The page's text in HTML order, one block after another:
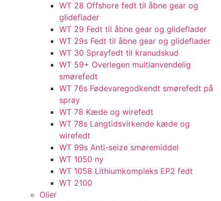
WT 28 Offshore fedt til åbne gear og
glideflader
WT 29 Fedt til åbne gear og glideflader
WT 29s Fedt til åbne gear og glideflader
WT 30 Sprayfedt til kranudskud
WT 59+ Overlegen multianvendelig
smørefedt​​
WT 76s Fødevaregodkendt smørefedt på
spray​
WT 78 Kæde og wirefedt​
WT 78s Langtidsvirkende kæde og
wirefedt​
WT 99s Anti-seize smøremiddel​
WT 1050 ny
WT 1058 Lithiumkompleks EP2 fedt​
WT 2100
Olier